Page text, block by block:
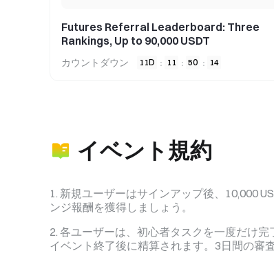
Futures Referral Leaderboard: Three
Rankings, Up to 90,000 USDT
カウントダウン 11D : 11 : 50 : 13
イベント規約
新規ユーザーはサインアップ後、10,000
ンジ報酬を獲得しましょう。
各ユーザーは、初心者タスクを一度だけ
イベント終了後に精算されます。3日間の審